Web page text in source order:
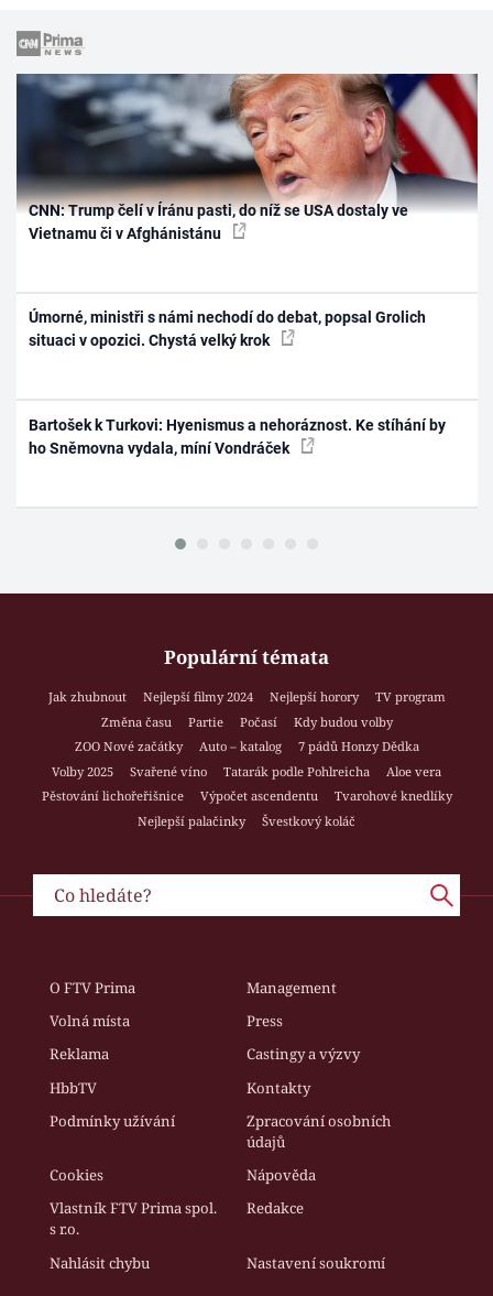
CNN: Trump čelí v Íránu pasti, do níž se USA dostaly ve
Vietnamu či v Afghánistánu
Úmorné, ministři s námi nechodí do debat, popsal Grolich
situaci v opozici. Chystá velký krok
Bartošek k Turkovi: Hyenismus a nehoráznost. Ke stíhání by
ho Sněmovna vydala, míní Vondráček
Populární témata
Jak zhubnout Nejlepší filmy 2024 Nejlepší horory
TV program
Změna času
Partie Počasí
Kdy budou volby
ZOO Nové začátky
Auto – katalog
7 pádů Honzy Dědka
Volby 2025
Svařené víno Tatarák podle Pohlreicha
Aloe vera
Pěstování lichořeřišnice
Výpočet ascendentu
Tvarohové knedlíky
Nejlepší palačinky
Švestkový koláč
O FTV Prima
Management
Volná místa
Press
Reklama
Castingy a výzvy
HbbTV
Kontakty
Podmínky užívání
Zpracování osobních
údajů
Cookies
Nápověda
Vlastník FTV Prima spol.
s r.o.
Redakce
Nahlásit chybu Nastavení soukromí